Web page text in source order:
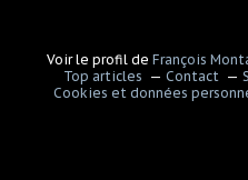
Voir le profil deFrançois
Top articles
Contact
Cookies et données